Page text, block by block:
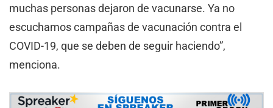
muchas personas dejaron de vacunarse. Ya no
escuchamos campañas de vacunación contra el
COVID-19, que se deben de seguir haciendo”,
menciona.